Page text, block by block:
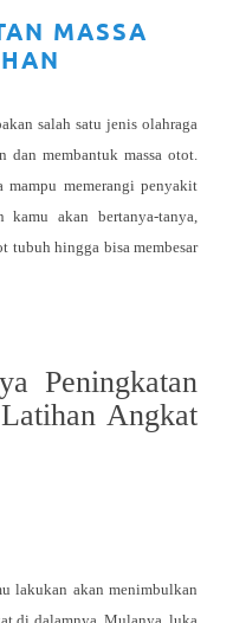
MASSA
salah satu jenis olahraga
dan membantuk massa otot.
memerangi penyakit
kamu akan bertanya-tanya,
tubuh hingga bisa membesar
Peningkatan
Angkat
lakukan akan menimbulkan